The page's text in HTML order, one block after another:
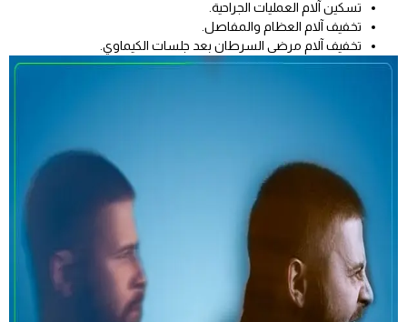
تسكين آلام العمليات الجراحية.
تخفيف آلام العظام والمفاصل.
تخفيف آلام مرضى السرطان بعد جلسات الكيماوي.